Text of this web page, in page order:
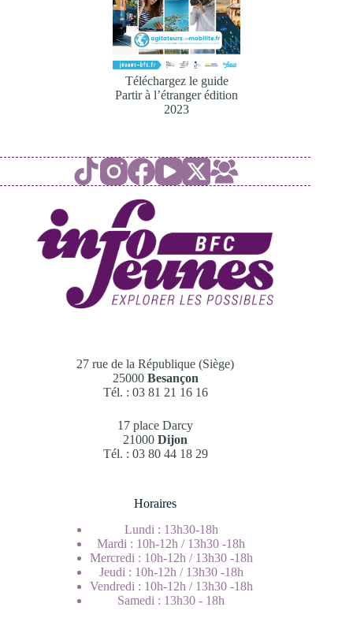
Téléchargez le guide
Partir à l’étranger édition
2023
27 rue de la République (Siège)
25000 Besançon
Tél. : 03 81 21 16 16
17 place Darcy
21000Dijon
Tél. : 03 80 44 18 29
Horaires
Lundi : 13h30-18h
Mardi : 10h-12h / 13h30 -18h
Mercredi : 10h-12h / 13h30 -18h
Jeudi : 10h-12h / 13h30 -18h
Vendredi : 10h-12h / 13h30 -18h
Samedi : 13h30 - 18h